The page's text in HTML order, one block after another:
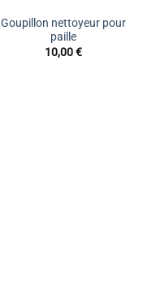
Goupillon nettoyeur pour
paille
10,00€